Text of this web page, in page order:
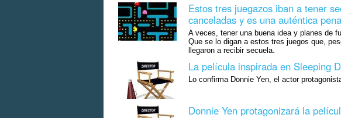
Estos tres juegazos iban a tener
canceladas y es una auténtica pena
A veces, tener una buena idea y planes de
Que se lo digan a estos tres juegos que,
llegaron a recibir secuela.
La película inspirada en Sleeping
Lo confirma Donnie Yen, el actor
Donnie Yen protagonizará la